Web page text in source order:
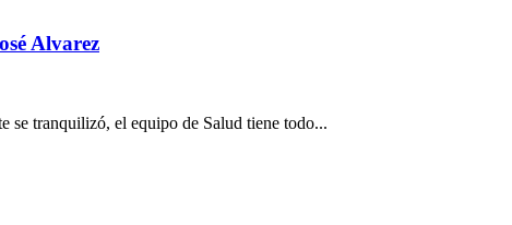
Alvarez
se tranquilizó, el equipo de Salud tiene todo...